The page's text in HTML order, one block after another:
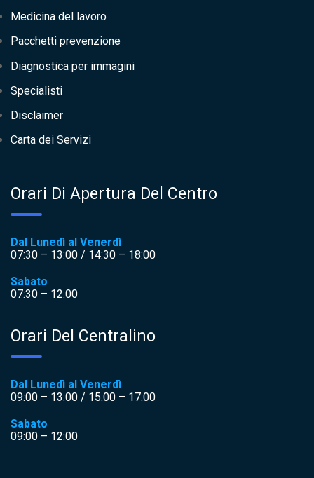
Medicina del lavoro
Pacchetti prevenzione
Diagnostica per immagini
Specialisti
Disclaimer
Carta dei Servizi
Orari Di Apertura Del Centro
Dal Lunedì al Venerdì
07:30 – 13:00 / 14:30 – 18:00
Sabato
07:30 – 12:00
Orari Del Centralino
Dal Lunedì al Venerdì
09:00 – 13:00 / 15:00 – 17:00
Sabato
09:00 – 12:00